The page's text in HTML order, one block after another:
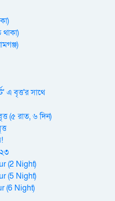
থাকা)
এ বৃত্ত'র সাথে
(৫ রাত, ৬ দিন)
(2 Night)
(5 Night)
(6 Night)